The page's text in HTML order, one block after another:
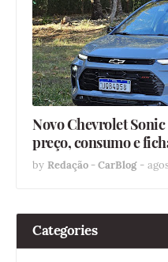
Novo Chevrolet Sonic
preço, consumo e
by Redação - CarBlog -
Categories